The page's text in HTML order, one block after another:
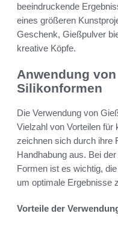
beeindruckende
eines größeren
Geschenk, Gießpulver
kreative Köpfe.
Anwendung
Silikonformen
Die Verwendung von
Vielzahl von Vorteilen für
zeichnen sich durch ihre
Handhabung aus. Bei
Formen ist es wichtig,
um optimale Ergebnisse
Vorteile der